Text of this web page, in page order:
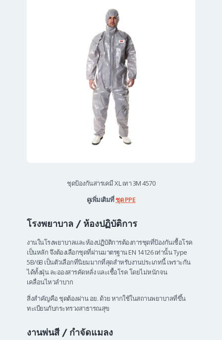
ชุดป้องกันสารเคมี XL เทา 3M 4570
ดูเพิ่มเติมที่ชุด PPE
โรงพยาบาล / ห้องปฏิบัติการ
งานในโรงพยาบาลและห้องปฏิบัติการต้องการชุดที่ป้องกันเชื้อโรค
เป็นหลัก จึงต้องเลือกชุดที่ผ่านมาตรฐาน EN 14126 เท่านั้น Type
5B/6B เป็นตัวเลือกที่นิยมมากที่สุดสำหรับงานประเภทนี้ เพราะกัน
ได้ทั้งฝุ่น ละอองสารคัดหลั่ง และเชื้อโรค โดยไม่หนักจน
เคลื่อนไหวลำบาก
สิ่งสำคัญคือ ชุดต้องผ่าน อย. ด้วย หากใช้ในสถานพยาบาลที่ขึ้น
ทะเบียนกับกระทรวงสาธารณสุข
งานพ่นสี / กำจัดแมลง